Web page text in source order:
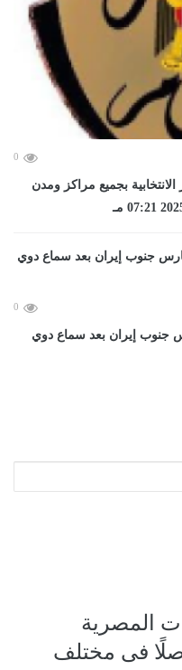
0
الانتخابية بجميع مراكز ومدن
0
جنوب إيران بعد سماع دوي
المصرية
فى مختلف